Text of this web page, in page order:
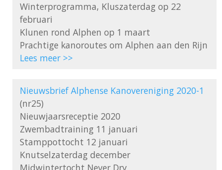
Winterprogramma, Kluszaterdag op 22
februari
Klunen rond Alphen op 1 maart
Lees meer >>
Nieuwsbrief Alphense Kanovereniging 2020-1
(nr25)
Nieuwjaarsreceptie 2020
Zwembadtraining 11 januari
Stamppottocht 12 januari
Knutselzaterdag december